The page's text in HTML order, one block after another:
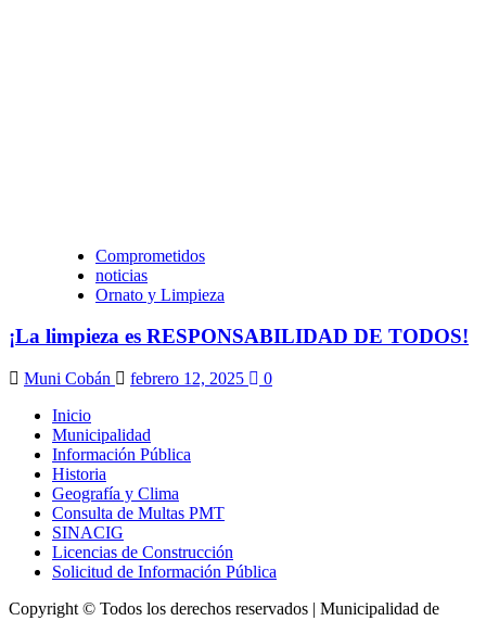
Comprometidos
noticias
Ornato y Limpieza
¡La limpieza es RESPONSABILIDAD DE TODOS!
Muni Cobán febrero 12, 2025
0
Inicio
Municipalidad
Información Pública
Historia
Geografía y Clima
Consulta de Multas PMT
SINACIG
Licencias de Construcción
Solicitud de Información Pública
Copyright © Todos los derechos reservados | Municipalidad de